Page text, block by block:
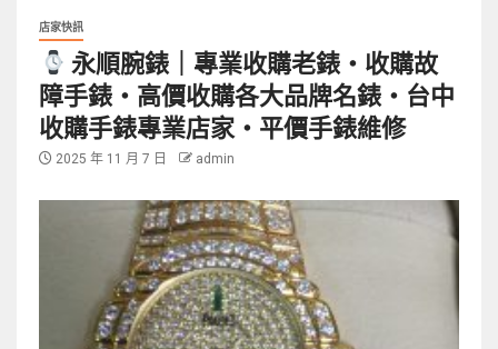
店家快訊
永順腕錶｜專業收購老錶・收購故
障手錶・高價收購各大品牌名錶・台中
收購手錶專業店家・平價手錶維修
2025 年 11 月 7 日 admin